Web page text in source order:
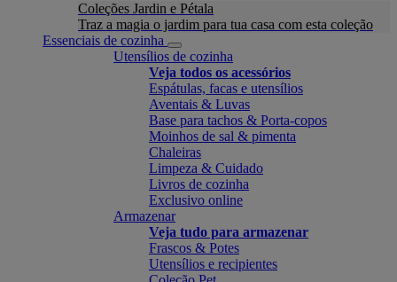
Coleções Jardin e Pétala
Traz a magia o jardim para tua casa com esta coleção
Essenciais de cozinha
Utensílios de cozinha
Veja todos os acessórios
Espátulas, facas e utensílios
Aventais & Luvas
Base para tachos & Porta-copos
Moinhos de sal & pimenta
Chaleiras
Limpeza & Cuidado
Livros de cozinha
Exclusivo online
Armazenar
Veja tudo para armazenar
Frascos & Potes
Utensílios e recipientes